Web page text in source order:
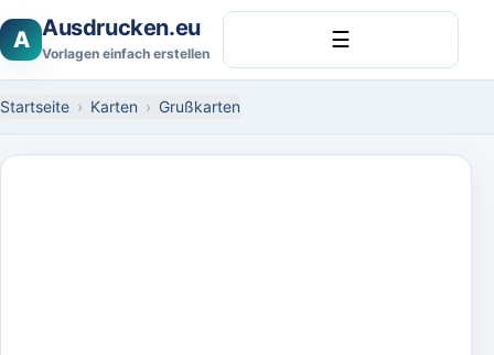
A Ausdrucken.eu
Vorlagen einfach erstellen
☰
Startseite Karten Grußkarten